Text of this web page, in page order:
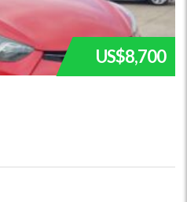
US$8,700